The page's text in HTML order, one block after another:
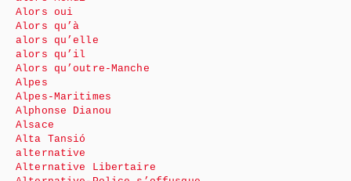
Alors oui
Alors qu’à
alors qu’elle
alors qu’il
Alors qu’outre-Manche
Alpes
Alpes-Maritimes
Alphonse Dianou
Alsace
Alta Tansió
alternative
Alternative Libertaire